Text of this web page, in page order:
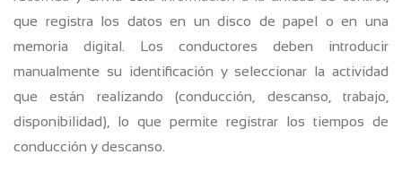
que registra los datos en un disco de papel o en una
memoria digital. Los conductores deben introducir
manualmente su identificación y seleccionar la actividad
que están realizando (conducción, descanso, trabajo,
disponibilidad), lo que permite registrar los tiempos de
conducción y descanso.